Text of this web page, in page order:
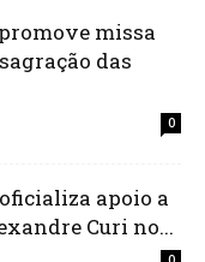
missa
das
0
apoio a
Curi no...